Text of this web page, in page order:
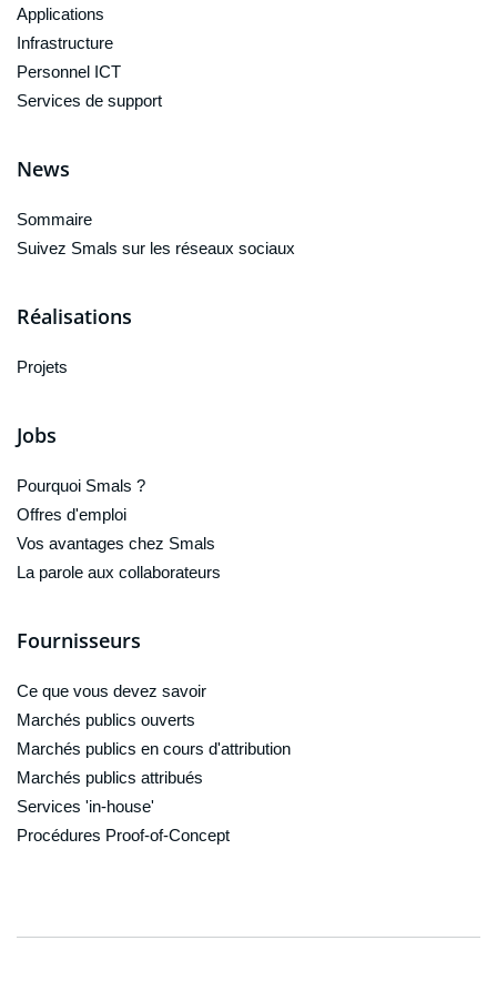
Applications
Infrastructure
Personnel ICT
Services de support
News
Sommaire
Suivez Smals sur les réseaux sociaux
Réalisations
Projets
Jobs
Pourquoi Smals ?
Offres d'emploi
Vos avantages chez Smals
La parole aux collaborateurs
Fournisseurs
Ce que vous devez savoir
Marchés publics ouverts
Marchés publics en cours d'attribution
Marchés publics attribués
Services 'in-house'
Procédures Proof-of-Concept